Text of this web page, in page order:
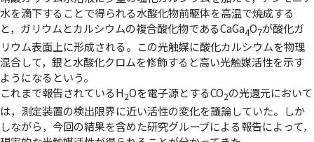
水を滴下することで得られる水酸化物前駆体を高温で焼成する
と，ガリウムとカルシウムの複合酸化物であるCaGa4O7が酸化ガ
リウム表面上に形成される。この光触媒に酸化カルシウムを物理
混合して，銀と水酸化クロムを修飾すると高い光触媒活性を示す
ようになるという。
これまで報告されているH2Oを電子源とするCO2の光還元において
は，測定装置の検出限界に近い活性の変化を議論していた。しか
しながら，今回の結果を含めた研究グループによる報告によって，